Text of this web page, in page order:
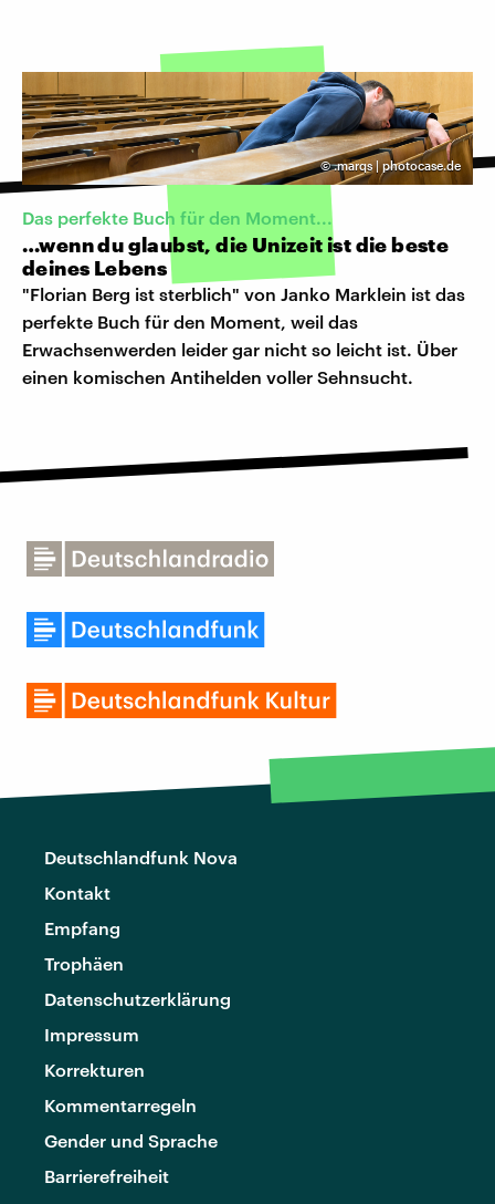
©.marqs | photocase.de
Das perfekte Buch für den Moment...
…wenn du glaubst, die Unizeit ist die beste
deines Lebens
"Florian Berg ist sterblich" von Janko Marklein ist das
perfekte Buch für den Moment, weil das
Erwachsenwerden leider gar nicht so leicht ist. Über
einen komischen Antihelden voller Sehnsucht.
Deutschlandfunk Nova
Kontakt
Empfang
Trophäen
Datenschutzerklärung
Impressum
Korrekturen
Kommentarregeln
Gender und Sprache
Barrierefreiheit